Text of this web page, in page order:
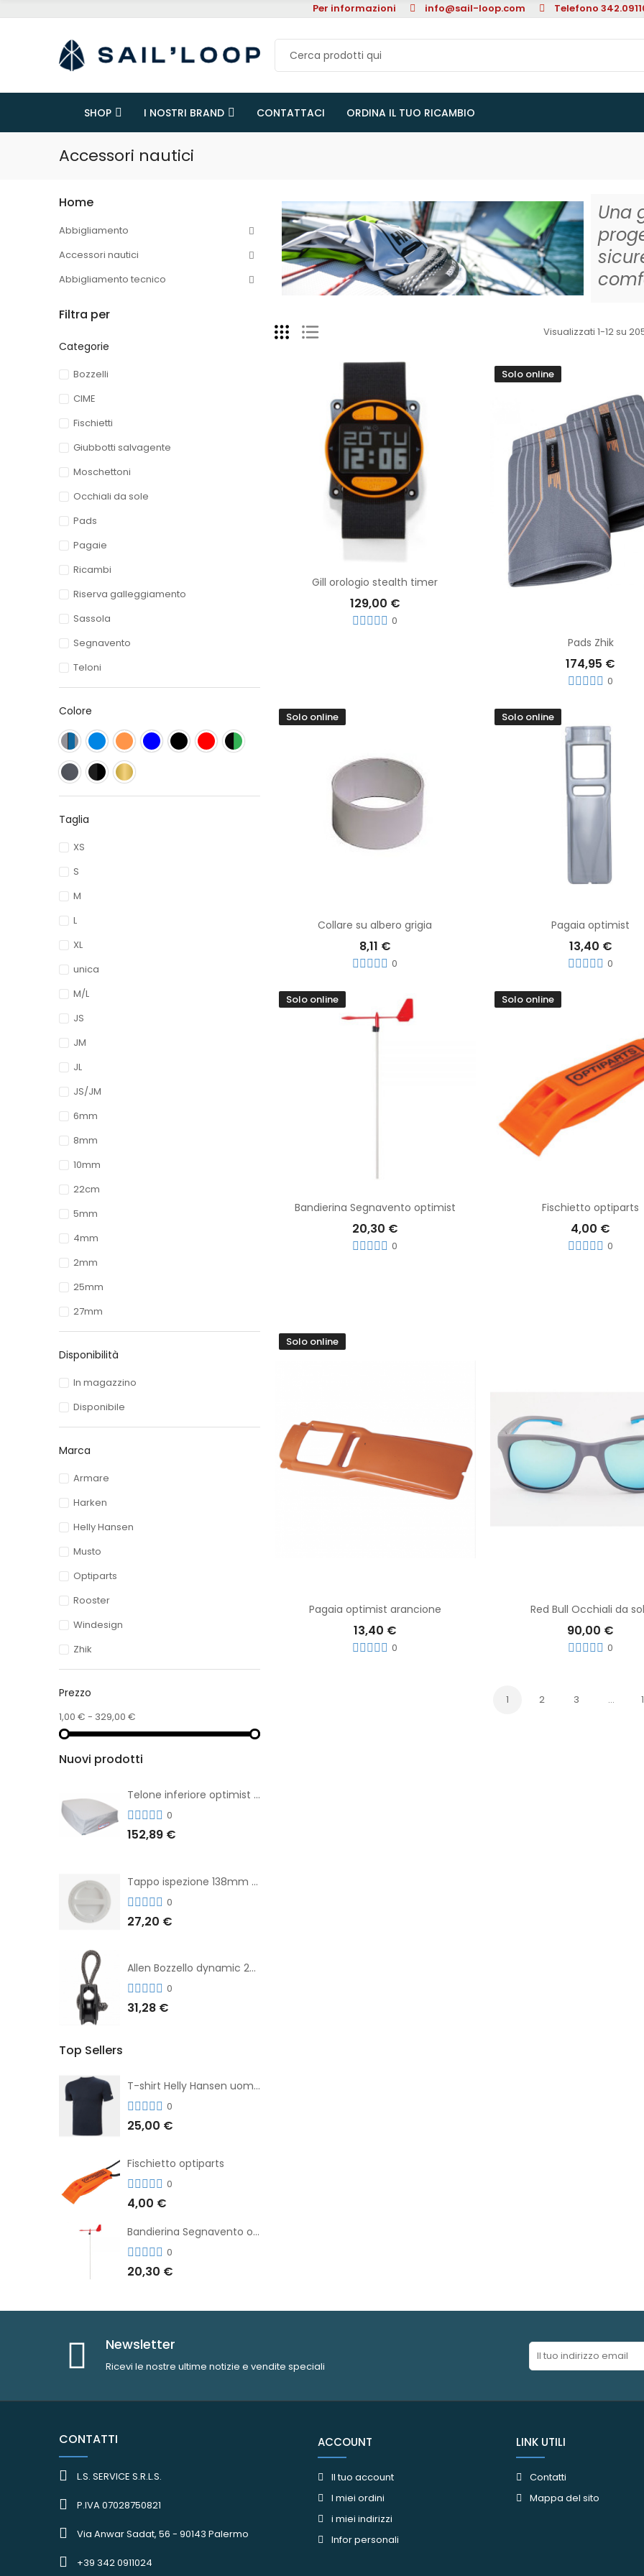
Per informazioni info@sail-loop.com Telefono
SHOP I NOSTRI BRAND CONTATTACI ORDINA IL TUO RICAMBIO
Accessori nautici
Home
Abbigliamento
Accessori nautici
Abbigliamento tecnico
Filtra per
Categorie
Bozzelli
CIME
Fischietti
Giubbotti salvagente
Moschettoni
Occhiali da sole
Pads
Pagaie
Ricambi
Riserva galleggiamento
Sassola
Segnavento
Teloni
Colore
Taglia
XS
S
M
L
XL
unica
M/L
JS
JM
JL
JS/JM
6mm
8mm
10mm
22cm
5mm
4mm
2mm
25mm
27mm
Disponibilità
In magazzino
Disponibile
Marca
Armare
Harken
Helly Hansen
Musto
Optiparts
Rooster
Windesign
Zhik
Prezzo
1,00 € - 329,00 €
Nuovi prodotti
Telone inferiore optimist economy
0
152,89 €
Tappo ispezione 138mm bianco rigido Allen
0
27,20 €
Allen Bozzello dynamic 20mm singolo con loop dyneema
0
31,28 €
Top Sellers
T-shirt Helly Hansen uomo TECH
0
25,00 €
Fischietto optiparts
0
4,00 €
Bandierina Segnavento optimist
0
20,30 €
Una
Visualizzati 1-12 su
Gill orologio stealth timer
129,00 €
0
Solo online
Pads Zhik
174,95 €
0
Solo online
Collare su albero grigia
8,11 €
0
Solo online
Pagaia optimist
13,40 €
0
Solo online
Bandierina Segnavento optimist
20,30 €
0
Solo online
Fischietto optiparts
4,00 €
0
Solo online
Pagaia optimist arancione
13,40 €
0
Red Bull Occhiali da
90,00 €
0
1 2 3 …
Newsletter
Ricevi le nostre ultime notizie e vendite speciali
CONTATTI
L.S. SERVICE S.R.L.S.
P.IVA 07028750821
Via Anwar Sadat, 56 - 90143 Palermo
+39 342 0911024
ACCOUNT
Il tuo account
I miei ordini
i miei indirizzi
Infor personali
LINK UTILI
Contatti
Mappa del sito